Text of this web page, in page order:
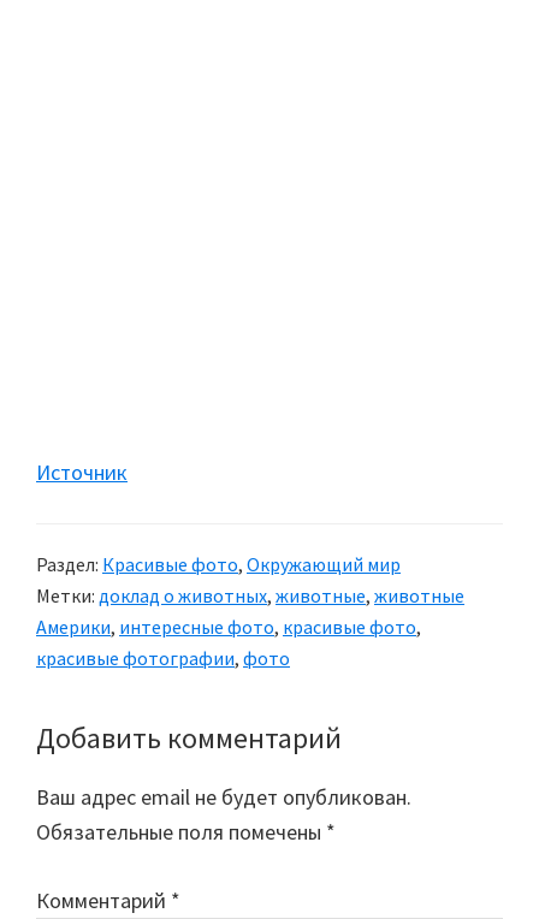
Источник
Раздел: Красивые фото, Окружающий мир
Метки: доклад о животных, животные, животные
Америки, интересные фото, красивые фото,
красивые фотографии, фото
Reader
Interactions
Добавить комментарий
Ваш адрес email не будет опубликован.
Обязательные поля помечены *
Комментарий *